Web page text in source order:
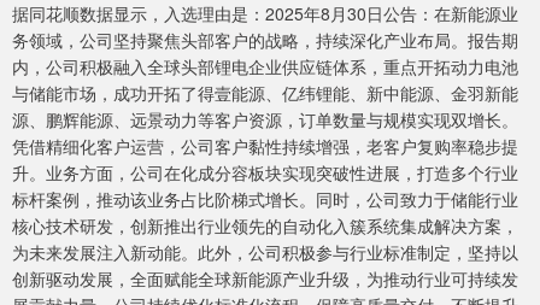
据同花顺数据显示，入选理由是：2025年8月30日公告：在新能源业
务领域，公司坚持聚焦头部客户的战略，持续深化产业布局。报告期
内，公司积极融入全球头部锂电企业供应链体系，重点开拓动力电池
与储能市场，成功开拓了得壹能源、亿纬锂能、新中能源、金羽新能
源、鹏辉能源、远景动力等客户资源，订单数量与规模实现双增长。
凭借精细化客户运营，公司客户黏性持续增强，老客户复购率稳步提
升。业务方面，公司在化成分容板块实现突破性进展，打造多个行业
标杆案例，推动该业务占比阶梯式增长。同时，公司致力于储能行业
核心技术研发，创新推出行业领先的自动化入簇系统集成解决方案，
为未来发展注入新动能。此外，公司积极参与行业标准制定，坚持以
创新驱动发展，全面赋能全球新能源产业升级，为推动行业可持续发